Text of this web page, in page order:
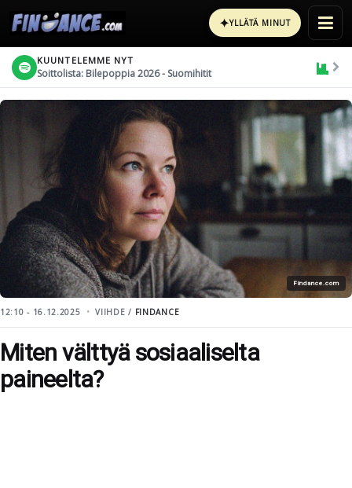
✦YLLÄTÄ MINUT
KUUNTELEMME NYT
Soittolista: Bilepoppia 2026 - Suomihitit
Findance.com
12:10 - 16.12.2025 VIIHDE / FINDANCE
Miten välttyä sosiaaliselta
paineelta?